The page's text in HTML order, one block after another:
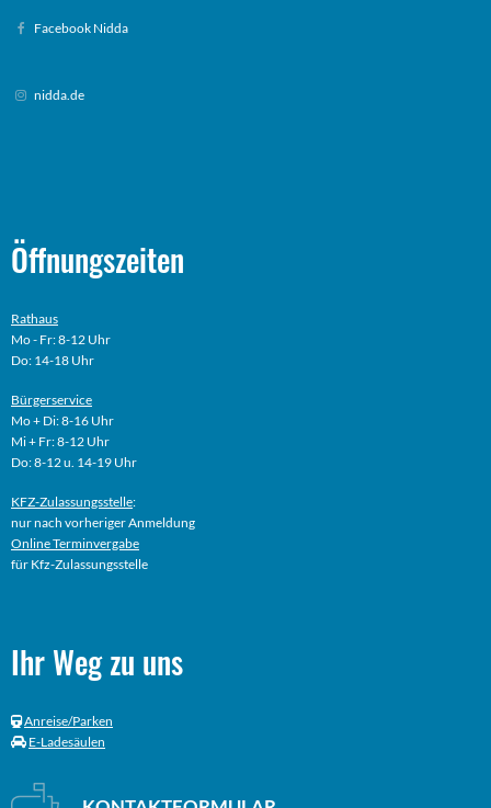
Facebook Nidda
nidda.de
Öffnungszeiten
Rathaus
Mo - Fr: 8-12 Uhr
Do: 14-18 Uhr
Bürgerservice
Mo + Di: 8-16 Uhr
Mi + Fr: 8-12 Uhr
Do: 8-12 u. 14-19 Uhr
KFZ-Zulassungsstelle:
nur nach vorheriger Anmeldung
OnlineTerminvergabe
für Kfz-Zulassungsstelle
Ihr Weg zu uns
Anreise/Parken
E-Ladesäulen